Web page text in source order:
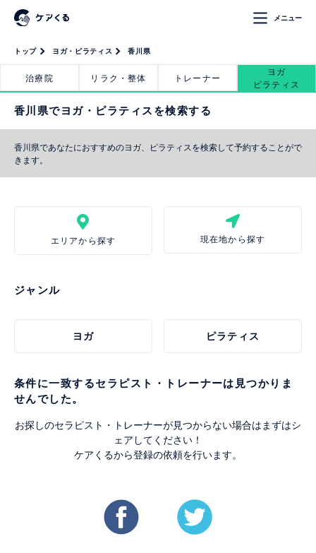
メニュー
トップ ヨガ・ピラティス 香川県
治療院 リラク・整体 トレーナー
ヨガ
ピラティス
香川県でヨガ・ピラティスを検索する
香川県であなたにおすすめのヨガ、ピラティスを検索して予約することがで
きます。
エリアから探す 現在地から探す
ジャンル
ヨガ ピラティス
条件に一致するセラピスト・トレーナーは見つかりま
せんでした。
お探しのセラピスト・トレーナーが見つからない場合はまずはシ
ェアしてください！
ケアくるから登録の依頼を行います。